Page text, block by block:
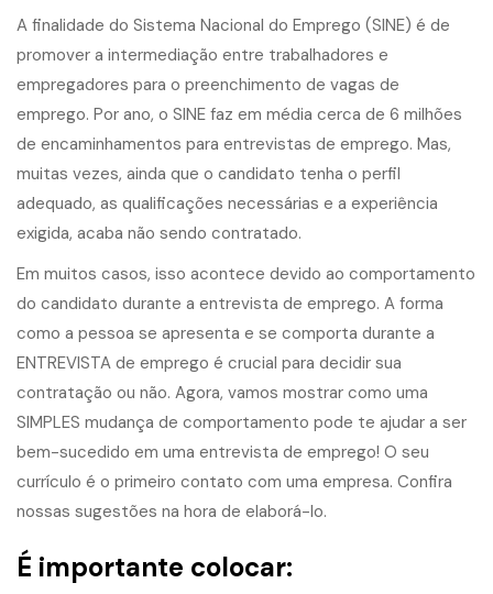
A finalidade do Sistema Nacional do Emprego (SINE) é de
promover a intermediação entre trabalhadores e
empregadores para o preenchimento de vagas de
emprego. Por ano, o SINE faz em média cerca de 6 milhões
de encaminhamentos para entrevistas de emprego. Mas,
muitas vezes, ainda que o candidato tenha o perfil
adequado, as qualificações necessárias e a experiência
exigida, acaba não sendo contratado.
Em muitos casos, isso acontece devido ao comportamento
do candidato durante a entrevista de emprego. A forma
como a pessoa se apresenta e se comporta durante a
ENTREVISTA de emprego é crucial para decidir sua
contratação ou não. Agora, vamos mostrar como uma
SIMPLES mudança de comportamento pode te ajudar a ser
bem-sucedido em uma entrevista de emprego! O seu
currículo é o primeiro contato com uma empresa. Confira
nossas sugestões na hora de elaborá-lo.
É importante colocar: